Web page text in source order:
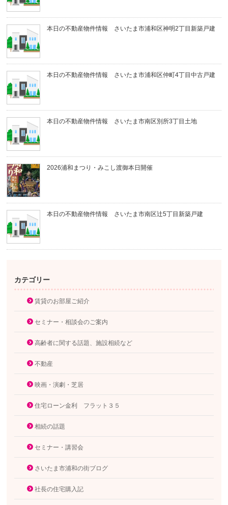
本日の不動産物件情報 さいたま市浦和区神明2丁目新築戸建
本日の不動産物件情報 さいたま市浦和区仲町4丁目中古戸建
本日の不動産物件情報 さいたま市南区別所3丁目土地
2026浦和まつり・みこし渡御本日開催
本日の不動産物件情報 さいたま市南区辻5丁目新築戸建
カテゴリー
賃貸のお部屋ご紹介
セミナー・相談会のご案内
高齢者に関する話題、施設相続など
不動産
映画・演劇・芝居
住宅ローン金利 フラット３５
相続の話題
セミナー・講習会
さいたま市浦和の街ブログ
社長の住宅購入記